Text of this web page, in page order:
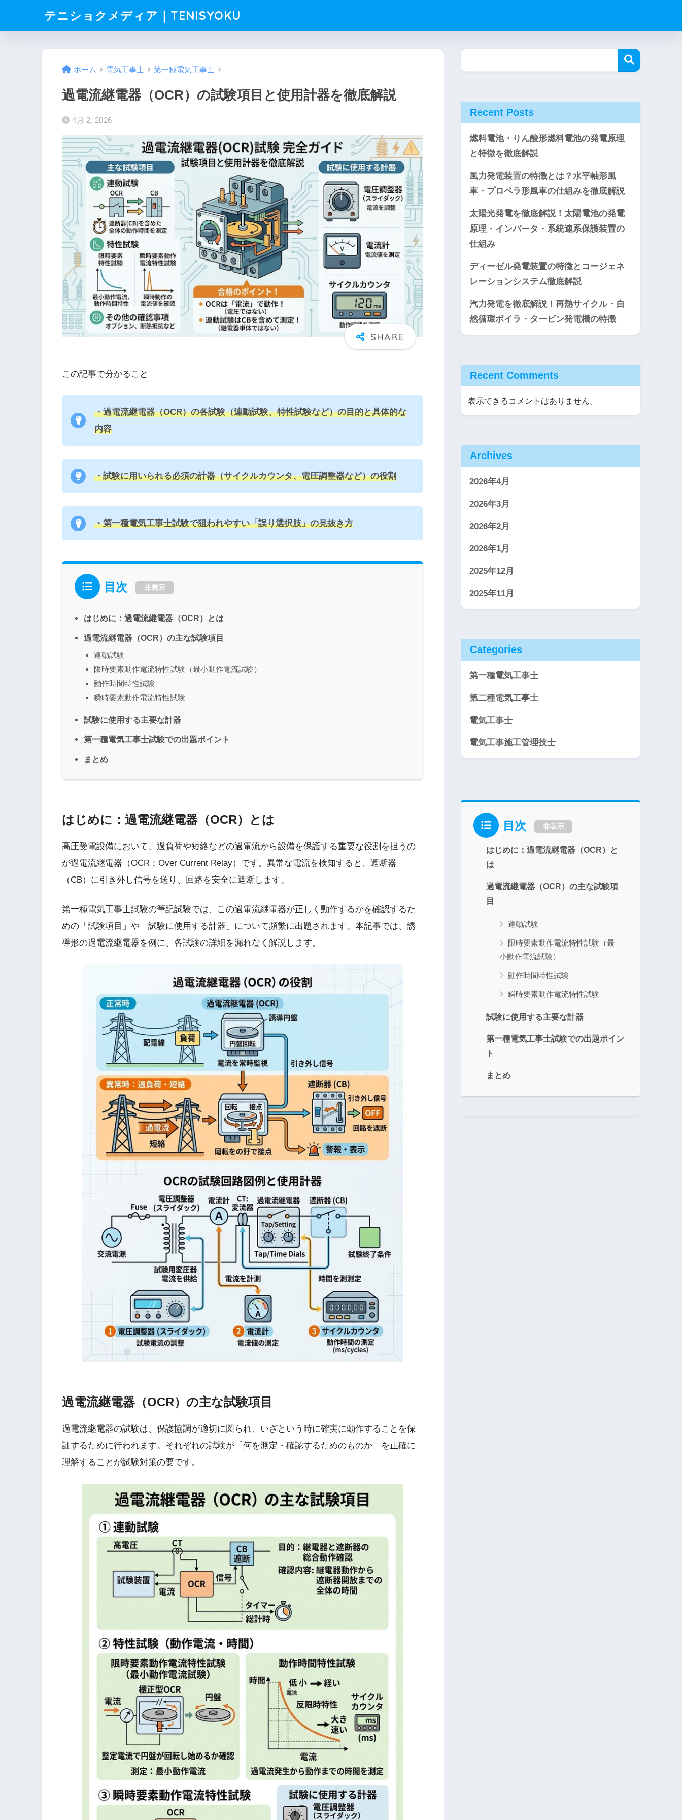
テニショクメディア｜TENISYOKU
ホーム 電気工事士 第一種電気工事士
過電流継電器（OCR）の試験項目と使用計器を徹底解説
4月 2, 2026
この記事で分かること
・過電流継電器（OCR）の各試験（連動試験、特性試験など）の目的と具体的な
内容
・試験に用いられる必須の計器（サイクルカウンタ、電圧調整器など）の役割
・第一種電気工事士試験で狙われやすい「誤り選択肢」の見抜き方
目次 非表示
はじめに：過電流継電器（OCR）とは
過電流継電器（OCR）の主な試験項目
連動試験
限時要素動作電流特性試験（最小動作電流試験）
動作時間特性試験
瞬時要素動作電流特性試験
試験に使用する主要な計器
第一種電気工事士試験での出題ポイント
まとめ
はじめに：過電流継電器（OCR）とは
高圧受電設備において、過負荷や短絡などの過電流から設備を保護する重要な役割を担うの
が過電流継電器（OCR：Over Current Relay）です。異常な電流を検知すると、遮断器
（CB）に引き外し信号を送り、回路を安全に遮断します。
第一種電気工事士試験の筆記試験では、この過電流継電器が正しく動作するかを確認するた
めの「試験項目」や「試験に使用する計器」について頻繁に出題されます。本記事では、誘
導形の過電流継電器を例に、各試験の詳細を漏れなく解説します。
過電流継電器（OCR）の主な試験項目
過電流継電器の試験は、保護協調が適切に図られ、いざという時に確実に動作することを保
証するために行われます。それぞれの試験が「何を測定・確認するためのものか」を正確に
理解することが試験対策の要です。
Recent Posts
燃料電池・りん酸形燃料電池の発電原理
と特徴を徹底解説
風力発電装置の特徴とは？水平軸形風
車・プロペラ形風車の仕組みを徹底解説
太陽光発電を徹底解説！太陽電池の発電
原理・インバータ・系統連系保護装置の
仕組み
ディーゼル発電装置の特徴とコージェネ
レーションシステム徹底解説
汽力発電を徹底解説！再熱サイクル・自
然循環ボイラ・タービン発電機の特徴
Recent Comments
表示できるコメントはありません。
Archives
2026年4月
2026年3月
2026年2月
2026年1月
2025年12月
2025年11月
Categories
第一種電気工事士
第二種電気工事士
電気工事士
電気工事施工管理技士
目次 非表示
はじめに：過電流継電器（OCR）と
は
過電流継電器（OCR）の主な試験項
目
連動試験
限時要素動作電流特性試験（最
小動作電流試験）
動作時間特性試験
瞬時要素動作電流特性試験
試験に使用する主要な計器
第一種電気工事士試験での出題ポイン
ト
まとめ